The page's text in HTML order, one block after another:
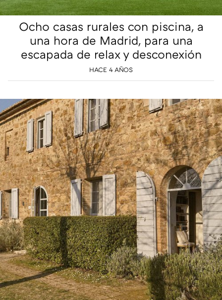
Ocho casas rurales con piscina, a
una hora de Madrid, para una
escapada de relax y desconexión
HACE 4 AÑOS